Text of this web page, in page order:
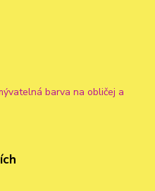
barva na obličej a